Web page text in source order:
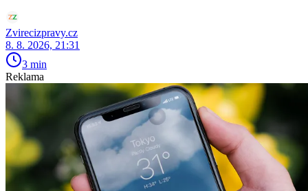
Zvirecizpravy.cz
8. 8. 2026, 21:31
3 min
Reklama